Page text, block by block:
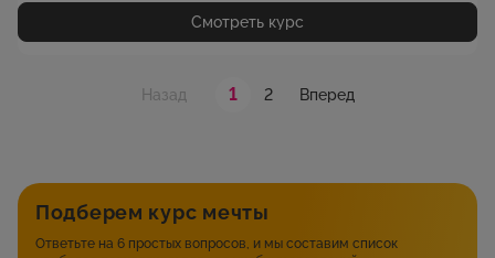
Смотреть курс
Назад 1 2 Вперед
Подберем курс мечты
Ответьте на 6 простых вопросов, и мы составим список